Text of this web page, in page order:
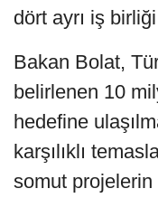
dört ayrı iş
Bakan Bolat,
belirlenen 10
hedefine
karşılıklı
somut